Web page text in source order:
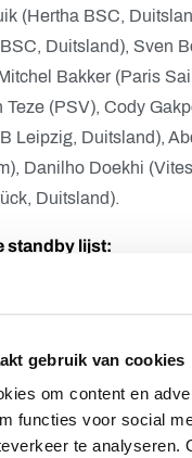
gebruik van cookies
om content en
functies voor social
te analyseren.
(Hertha BSC,
Duitsland), Sven
Bakker (Paris
Teze (PSV), Cody
Leipzig, Duitsland),
Danilho Doekhi
Duitsland).
standby lijst:
Tahith Chong
1913, Italië), Jan
Sierhuis (Stade de